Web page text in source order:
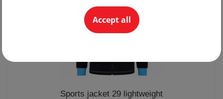
Sports jacket 29 lightweight
Accept all